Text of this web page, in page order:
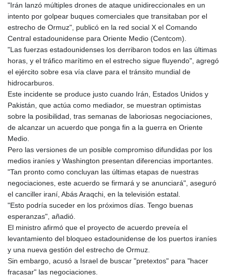
GYD 241.157003
HKD 9.067746
HNL 30.895616
HRK 7.536622
HTG 150.718127
HUF 363.096405
IDR 20580.370421
IMP 0.8566
INR 110.076256
IQD 1509.981237
IRR
ISK 142.598215
JEP 0.8566
JMD 183.057725
JOD 0.819746
JPY 182.445186
KES 149.158147
KHR 4681.941823
KMF 492.514185
KRW 1627.712241
KWD 0.356853
"Irán lanzó múltiples drones de ataque unidireccionales en un
intento por golpear buques comerciales que transitaban por el
estrecho de Ormuz", publicó en la red social X el Comando
Central estadounidense para Oriente Medio (Centcom).
"Las fuerzas estadounidenses los derribaron todos en las últimas
horas, y el tráfico marítimo en el estrecho sigue fluyendo", agregó
el ejército sobre esa vía clave para el tránsito mundial de
hidrocarburos.
Este incidente se produce justo cuando Irán, Estados Unidos y
Pakistán, que actúa como mediador, se muestran optimistas
sobre la posibilidad, tras semanas de laboriosas negociaciones,
de alcanzar un acuerdo que ponga fin a la guerra en Oriente
Medio.
Pero las versiones de un posible compromiso difundidas por los
medios iraníes y Washington presentan diferencias importantes.
"Tan pronto como concluyan las últimas etapas de nuestras
negociaciones, este acuerdo se firmará y se anunciará", aseguró
el canciller iraní, Abás Araqchi, en la televisión estatal.
"Esto podría suceder en los próximos días. Tengo buenas
esperanzas", añadió.
El ministro afirmó que el proyecto de acuerdo preveía el
levantamiento del bloqueo estadounidense de los puertos iraníes
y una nueva gestión del estrecho de Ormuz.
Sin embargo, acusó a Israel de buscar "pretextos" para "hacer
fracasar" las negociaciones.